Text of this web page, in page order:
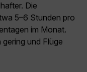
Die
5–6 Stunden pro
im Monat.
und Flüge